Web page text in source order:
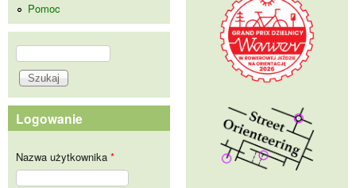
Pomoc
Formularz wyszukiwania
Szukaj
Logowanie
Nazwa użytkownika *